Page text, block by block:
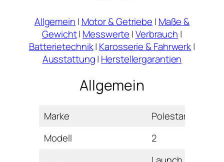
Allgemein | Motor & Getriebe | Maße &
Gewicht| Messwerte |Verbrauch |
Batterietechnik| Karosserie & Fahrwerk|
Ausstattung| Herstellergarantien
Allgemein
Marke
Polestar
Modell
2